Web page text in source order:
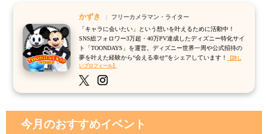
かずき
フリーカメラマン・ライター
「キャラに会いたい」という想いを叶えるために活動中！
SNS総フォロワー3万超・40万PV達成したディズニー特化サイ
ト「TOONDAYS」を運営。ディズニー世界一周や公式招待の
夢を叶えた経験から“会える幸せ”をシェアしています！
【詳し
いプロフィール】
今月のおすすめイベント